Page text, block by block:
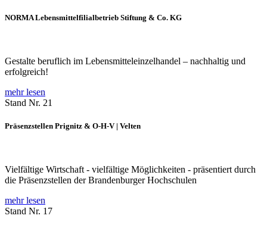
NORMA Lebensmittelfilialbetrieb Stiftung & Co. KG
Gestalte beruflich im Lebensmitteleinzelhandel – nachhaltig und
erfolgreich!
mehr lesen
Stand Nr. 21
Präsenzstellen Prignitz & O-H-V | Velten
Vielfältige Wirtschaft - vielfältige Möglichkeiten - präsentiert durch
die Präsenzstellen der Brandenburger Hochschulen
mehr lesen
Stand Nr. 17